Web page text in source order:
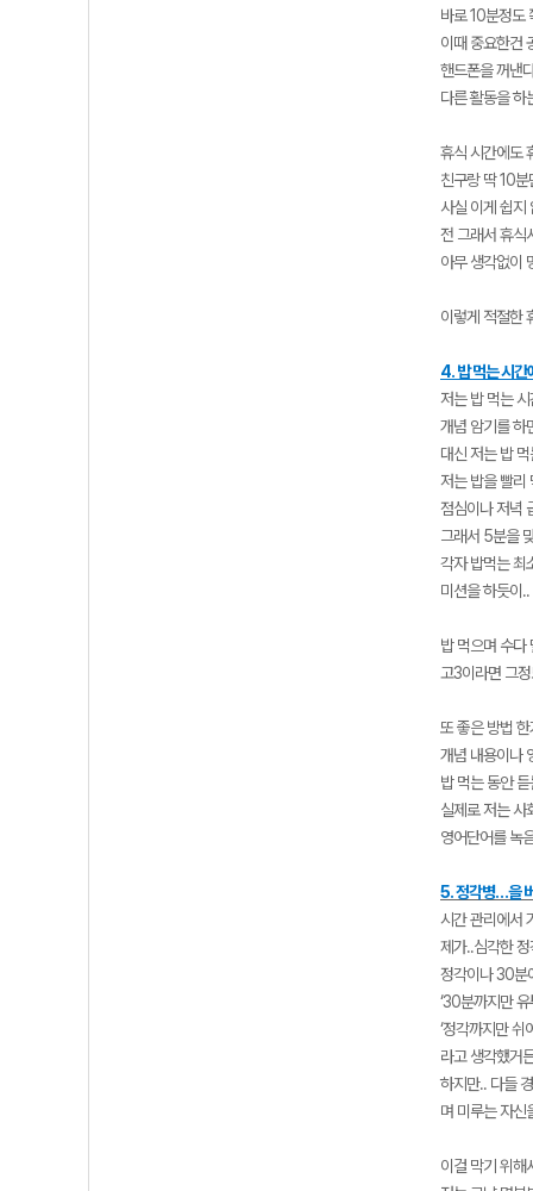
바로 10분정도
이때 중요한건
핸드폰을 꺼낸
다른 활동을 하
휴식 시간에도
친구랑 딱 10분
사실 이게 쉽지
전 그래서 휴식
아무 생각없이
이렇게 적절한
4. 밥 먹는 시간
저는 밥 먹는
개념 암기를 하
대신 저는 밥
저는 밥을 빨리
점심이나 저녁
그래서 5분을
각자 밥먹는 최
미션을 하듯이
밥 먹으며 수다
고3이라면 그
또 좋은 방법
개념 내용이나
밥 먹는 동안
실제로 저는 사
영어단어를 녹
5. 정각병…을
시간 관리에서
제가..심각한
정각이나 30분
‘30분까지만
‘정각까지만 쉬
라고 생각했거
하지만.. 다들
며 미루는 자
이걸 막기 위해